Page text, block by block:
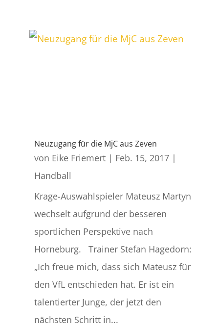
Neuzugang für die MjC aus Zeven
von Eike Friemert| Feb. 15, 2017|
Handball
Krage-Auswahlspieler Mateusz Martyn
wechselt aufgrund der besseren
sportlichen Perspektive nach
Horneburg. Trainer Stefan Hagedorn:
„Ich freue mich, dass sich Mateusz für
den VfL entschieden hat. Er ist ein
talentierter Junge, der jetzt den
nächsten Schritt in...